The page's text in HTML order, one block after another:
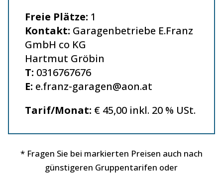
Freie Plätze: 1
Kontakt: Garagenbetriebe E.Franz
GmbH co KG
Hartmut Gröbin
T: 0316767676
E: e.franz-garagen@aon.at
Tarif/Monat: € 45,00 inkl. 20 % USt.
* Fragen Sie bei markierten Preisen auch nach
günstigeren Gruppentarifen oder